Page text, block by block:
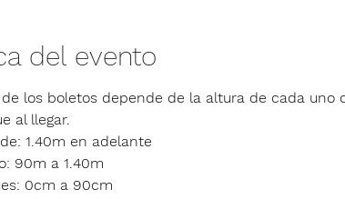
del evento
los boletos depende de la altura de cada
al llegar.
1.40m en adelante
90m a 1.40m
0cm a 90cm